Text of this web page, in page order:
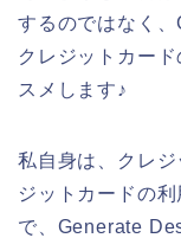
するのではなく
クレジットカー
スメします♪
私自身は、クレ
ジットカードの
で、Generate